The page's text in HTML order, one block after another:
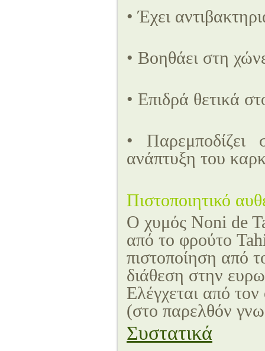
• Έχει
• Βοηθάει στη
• Επιδρά θετικά
• Παρεμποδίζει
ανάπτυξη του
Πιστοποιητικό
Ο χυμός Noni de
από το φρούτο
πιστοποίηση από
διάθεση στην
Ελέγχεται από
(στο παρελθόν
Συστατικά